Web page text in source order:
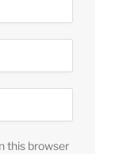
this browser